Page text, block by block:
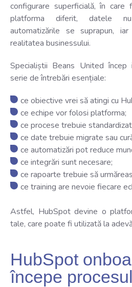
configurare superficială, în care
platforma diferit, datele
automatizările se suprapun,
realitatea businessului.
Specialiștii Beans United
serie de întrebări esențiale:
ce obiective vrei să atingi cu
ce echipe vor folosi platforma;
ce procese trebuie
ce date trebuie migrate sau
ce automatizări pot reduce
ce integrări sunt necesare;
ce rapoarte trebuie să
ce training are nevoie fiecare
Astfel, HubSpot devine o
tale, care poate fi utilizată la
HubSpot
începe procesul